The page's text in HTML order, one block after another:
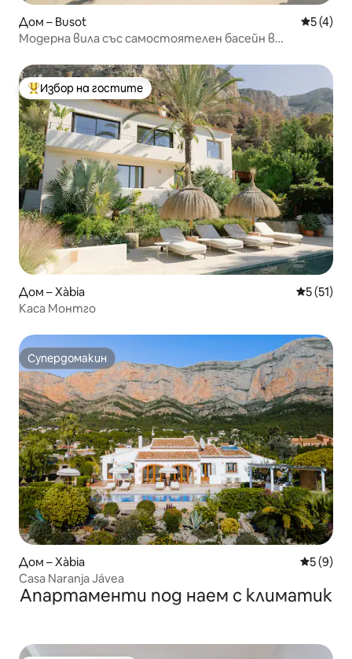
Дом – Busot Средна
5 (4)
Модерна вила със самостоятелен басейн в
Най-популярен избор на гостите
Избор на гостите
Дом – Xàbia Средна
5 (51)
Каса Монтго
Супердомакин
Супердомакин
Дом – Xàbia Средна
5 (9)
Casa Naranja Jávea
Апартаменти под наем с климатик